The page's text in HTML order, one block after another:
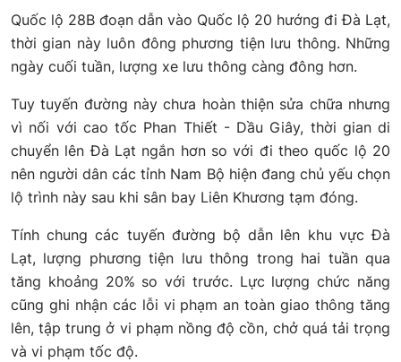
Quốc lộ 28B đoạn dẫn vào Quốc lộ 20 hướng đi Đà Lạt,
thời gian này luôn đông phương tiện lưu thông. Những
ngày cuối tuần, lượng xe lưu thông càng đông hơn.
Tuy tuyến đường này chưa hoàn thiện sửa chữa nhưng
vì nối với cao tốc Phan Thiết - Dầu Giây, thời gian di
chuyển lên Đà Lạt ngắn hơn so với đi theo quốc lộ 20
nên người dân các tỉnh Nam Bộ hiện đang chủ yếu chọn
lộ trình này sau khi sân bay Liên Khương tạm đóng.
Tính chung các tuyến đường bộ dẫn lên khu vực Đà
Lạt, lượng phương tiện lưu thông trong hai tuần qua
tăng khoảng 20% so với trước. Lực lượng chức năng
cũng ghi nhận các lỗi vi phạm an toàn giao thông tăng
lên, tập trung ở vi phạm nồng độ cồn, chở quá tải trọng
và vi phạm tốc độ.